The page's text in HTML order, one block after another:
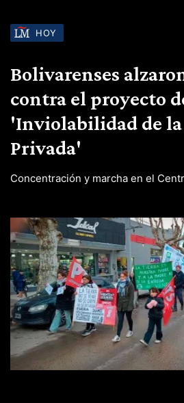
HOY
Bolivarenses
contra el proyecto
'Inviolabilidad de
Privada'
Concentración y marcha en el